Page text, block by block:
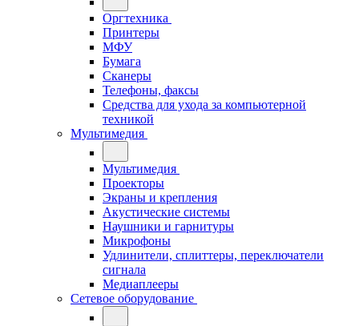
Оргтехника
Принтеры
МФУ
Бумага
Сканеры
Телефоны, факсы
Средства для ухода за компьютерной
техникой
Мультимедия
Мультимедия
Проекторы
Экраны и крепления
Акустические системы
Наушники и гарнитуры
Микрофоны
Удлинители, сплиттеры, переключатели
сигнала
Медиаплееры
Сетевое оборудование